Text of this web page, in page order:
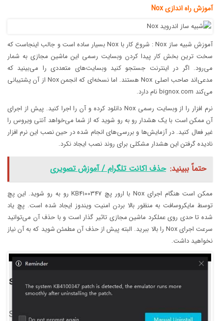
آموزش راه اندازی Nox
آموزش شبیه ساز Nox : شروع کار با Nox بسیار ساده است و جالب اینجاست که
سخت ترین بخش کار پیدا کردن وبسایت رسمی این ماشین مجازی به شمار
می‌رود. اگر در اینترنت جستجو کنید وبسایت‌های متعددی را می‌بینید که
مدعی‌اند صاحب اصلی Nox هستند. اما نسخه‌ای که انجمن Nox از آن پشتیبانی
می‌کند bignox.com نام دارد.
نرم افزار را از وبسایت رسمی Nox دانلود کرده و آن را اجرا کنید. پیش از اجرای
آن ممکن است با یک هشدار رو به رو شوید که از شما می‌خواهد آنتی ویروس را
غیر فعال کنید. در آزمایش‌ها و بررسی‌های انجام شده در حین نصب این نرم افزار
نادیده گرفتن این هشدار مشکلی برای روند نصب ایجاد نکرد.
حتماً ببینید: حذف اکانت تلگرام / آموزش تصویری
ممکن است هنگام اجرای Nox با ارور پچ KB4100347 رو به رو شوید. این پچ
توسط مایکروسافت به منظور بالا بردن امنیت ویندوز ایجاد شده است. پچ یاد
شده تا حدی روی عملکرد ماشین مجازی تاثیر گذار است و با حذف آن می‌توانید
سرعت اجرای Nox را بالا ببرید. البته پیش از حذف آن مطمئن شوید که به آن نیاز
نخواهید داشت.